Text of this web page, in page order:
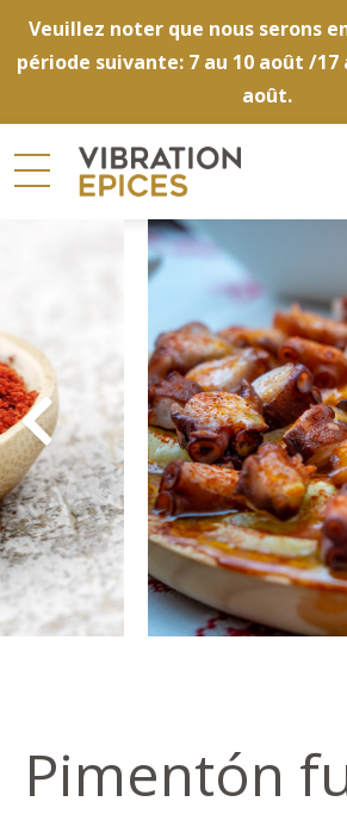
Veuillez noter que nous serons
période suivante: 7 au 10 août /17
août.
Pimentón